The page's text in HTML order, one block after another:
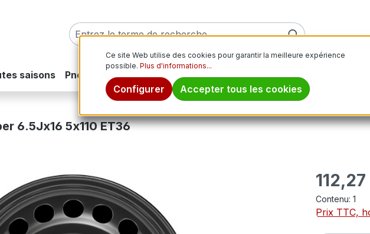
saisons Pneus hiver Pneus moto Jantes Pneus tout-terrain
6.5Jx16 5x110 ET36
Prix
Contenu: 1
Prix TTC,
Ce site Web utilise des cookies pour garantir la meilleure expérience
possible.Plus d'informations...
Configurer Accepter tous les cookies